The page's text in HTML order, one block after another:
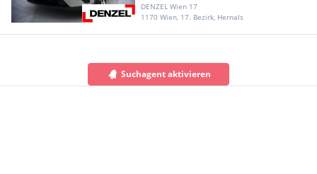
DENZEL Wien 17
1170 Wien, 17. Bezirk, Hernals
Suchagent aktivieren